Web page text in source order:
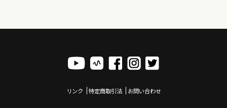
リンク 特定商取引法 お問い合わせ